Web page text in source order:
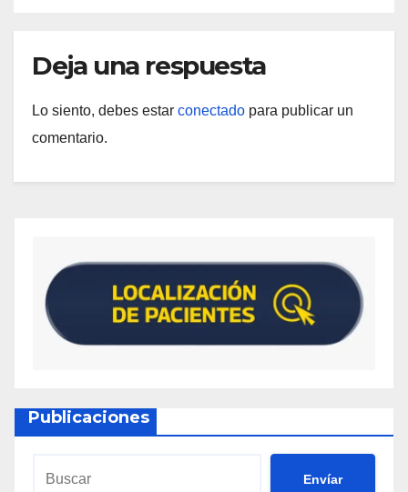
Deja una respuesta
Lo siento, debes estar conectado para publicar un
comentario.
Publicaciones
Envíar